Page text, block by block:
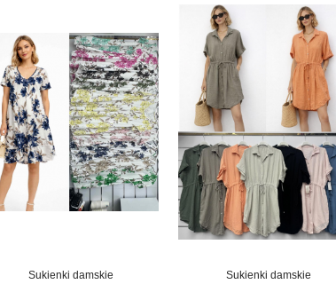
Sukienki damskie
Sukienki damskie